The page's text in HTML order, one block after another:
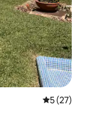
5 (27)